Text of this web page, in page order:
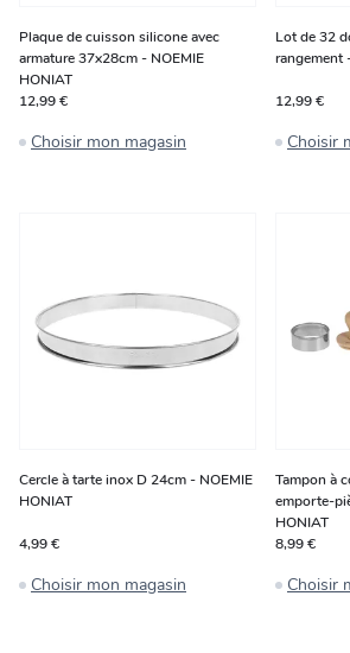
Plaque de cuisson silicone avec
armature 37x28cm - NOEMIE
HONIAT
12,99 €
Choisir mon magasin
Lot de 32
rangement
12,99 €
Choisir
Cercle à tarte inox D 24cm - NOEMIE
HONIAT
4,99 €
Choisir mon magasin
Tampon à
emporte-
HONIAT
8,99 €
Choisir